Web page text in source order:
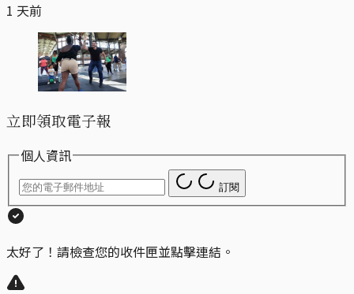
1 天前
立即領取電子報
個人資訊
訂閱
太好了！請檢查您的收件匣並點擊連結。